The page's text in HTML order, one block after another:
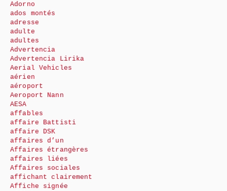
Adorno
ados montés
adresse
adulte
adultes
Advertencia
Advertencia Lirika
Aerial Vehicles
aérien
aéroport
Aeroport Nann
AESA
affables
affaire Battisti
affaire DSK
affaires d’un
Affaires étrangères
affaires liées
Affaires sociales
affichant clairement
Affiche signée